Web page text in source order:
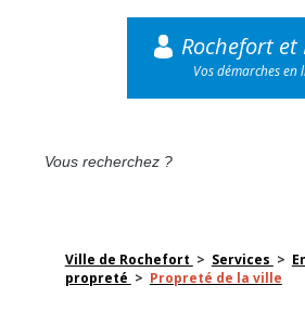
Rochefort et
Vos démarches en
Ville de Rochefort > Services >
propreté > Propreté de la ville